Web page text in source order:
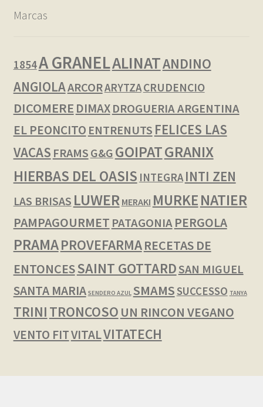
Marcas
1854A GRANELALINATANDINO
ANGIOLAARCORARYTZACRUDENCIO
DICOMERE DIMAX DROGUERIA ARGENTINA
EL PEONCITO ENTRENUTS FELICES LAS
VACAS FRAMS G&G GOIPATGRANIX
HIERBAS DEL OASIS INTEGRA INTI ZEN
LAS BRISAS LUWER MERAKI MURKENATIER
PAMPAGOURMET PATAGONIA PERGOLA
PRAMAPROVEFARMARECETAS DE
ENTONCESSAINT GOTTARDSAN MIGUEL
SANTA MARIA SENDERO AZUL SMAMSSUCCESSO TANYA
TRINI TRONCOSO UN RINCON VEGANO
VENTO FITVITALVITATECH